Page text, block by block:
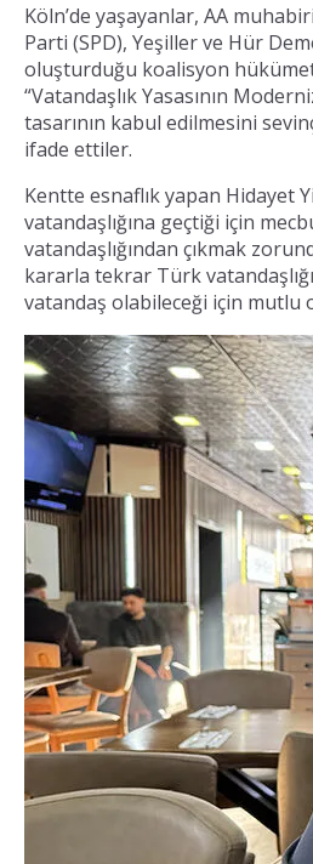
Köln’de yaşayanlar, AA
Parti (SPD), Yeşiller ve Hür
oluşturduğu koalisyon
“Vatandaşlık Yasasının
tasarının kabul edilmesini
ifade ettiler.
Kentte esnaflık yapan Hidayet
vatandaşlığına geçtiği için
vatandaşlığından çıkmak
kararla tekrar Türk
vatandaş olabileceği için mutlu